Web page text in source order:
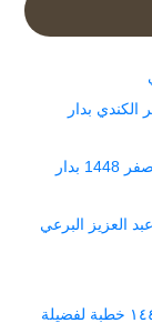
طاهر الكندي بدار
الإيمان بالقدر خطبة الشيخ حسين الشراعي في17 صفر 1448 بدار
الشيخ عبد العزيز البرعي
الخطوات العملية في الكمال بالدين في ١٠ صفر ١٤٤٨ خطبة لفضيلة